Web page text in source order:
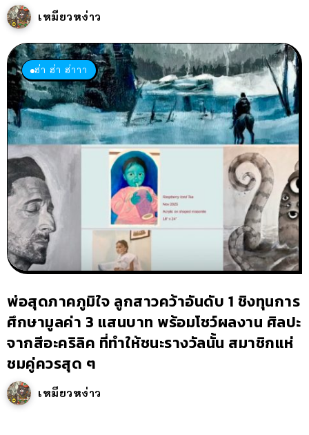
เหมียวหง่าว
ฮ่า ฮ่า ฮ่าาา
พ่อสุดภาคภูมิใจ ลูกสาวคว้าอันดับ 1 ชิงทุนการ
ศึกษามูลค่า 3 แสนบาท พร้อมโชว์ผลงาน ศิลปะ
จากสีอะคริลิค ที่ทำให้ชนะรางวัลนั้น สมาชิกแห่
ชมคู่ควรสุด ๆ
เหมียวหง่าว